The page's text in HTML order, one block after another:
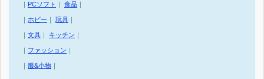
PCソフト 食品
ホビー 玩具
文具 キッチン
ファッション
服&小物